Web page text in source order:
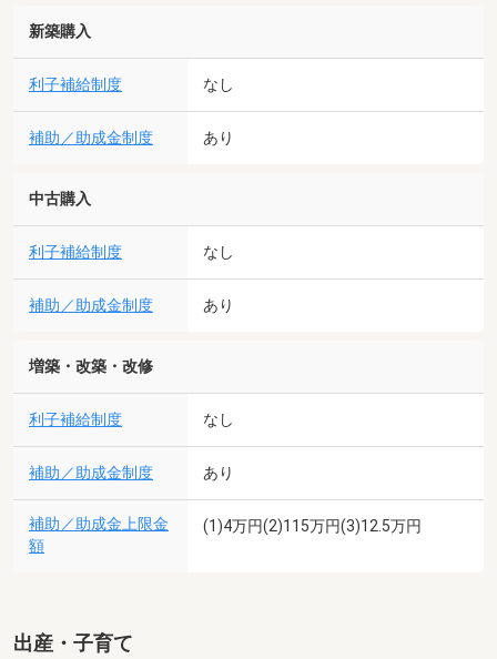
新築購入
利子補給制度 なし
補助／助成金制度 あり
中古購入
利子補給制度 なし
補助／助成金制度 あり
増築・改築・改修
利子補給制度 なし
補助／助成金制度 あり
補助／助成金上限金
額
(1)4万円(2)115万円(3)12.5万円
出産・子育て